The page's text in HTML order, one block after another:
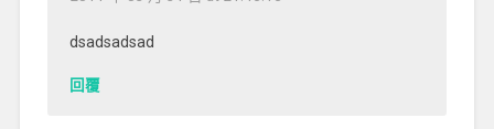
dsadsadsad
回覆